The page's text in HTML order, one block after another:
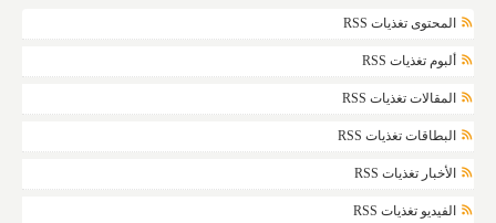
المحتوى تغذيات RSS
ألبوم تغذيات RSS
المقالات تغذيات RSS
البطاقات تغذيات RSS
الأخبار تغذيات RSS
الفيديو تغذيات RSS